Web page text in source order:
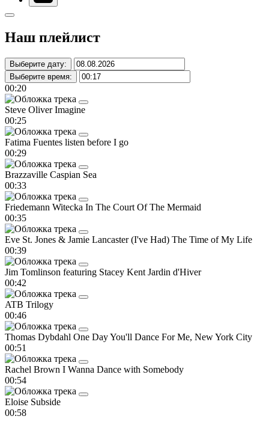
Наш плейлист
Выберите дату:
Выберите время:
00:20
Steve OliverImagine
00:25
Fatima Fuentes listen before I go
00:29
Brazzaville Caspian Sea
00:33
Friedemann Witecka In The Court Of The Mermaid
00:35
Eve St. Jones & Jamie Lancaster(I've Had) The Time of My Life
00:39
Jim Tomlinson featuring Stacey Kent Jardin d'Hiver
00:42
ATB Trilogy
00:46
Thomas Dybdahl One Day You'll Dance For Me, New York City
00:51
Rachel Brown I Wanna Dance with Somebody
00:54
Eloise Subside
00:58